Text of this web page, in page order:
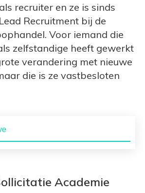
recruiter en ze is sinds
Recruitment bij de
Voor iemand die
zelfstandige heeft gewerkt
verandering met nieuwe
die is ze vastbesloten
Academie